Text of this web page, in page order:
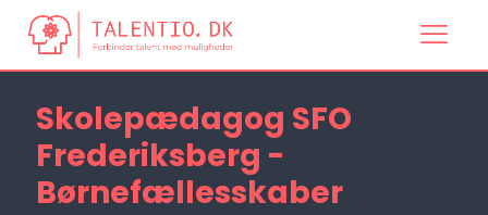
Skolepædagog SFO
Frederiksberg -
Børnefællesskaber